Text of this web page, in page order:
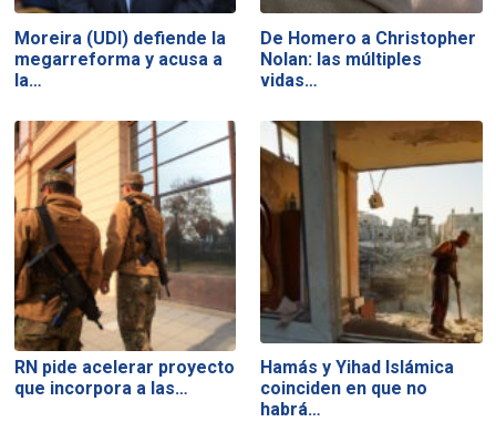
Moreira (UDI) defiende la
megarreforma y acusa a
la…
De Homero a Christopher
Nolan: las múltiples
vidas…
RN pide acelerar proyecto
que incorpora a las…
Hamás y Yihad Islámica
coinciden en que no
habrá…